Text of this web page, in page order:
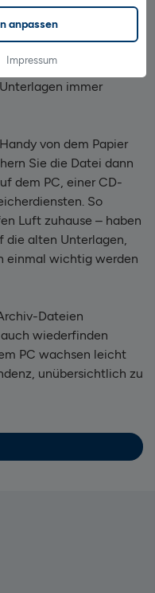
anpassen
Impressum
können? Oder Sie
Papieren zu
Platz und haben
immer
von dem Papier
Sie die Datei dann
dem PC, einer CD-
So
Luft zuhause – haben
die alten Unterlagen,
einmal wichtig werden
Dateien
wiederfinden
PC wachsen leicht
unübersichtlich zu